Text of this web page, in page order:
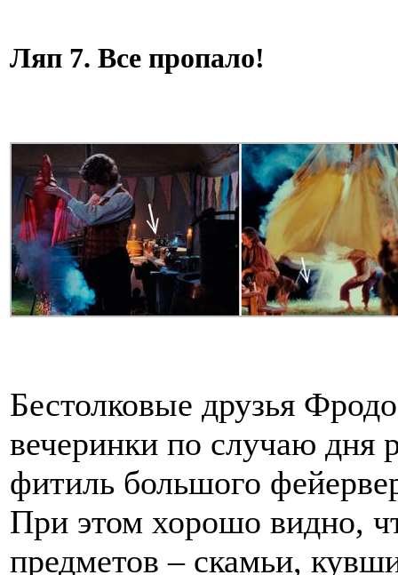
Ляп 7. Все пропало!
Бестолковые друзья
вечеринки по случаю дня
фитиль большого
При этом хорошо видно,
предметов – скамьи,